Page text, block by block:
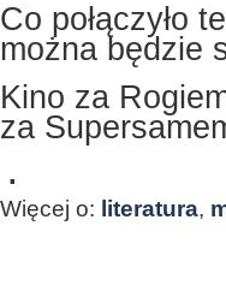
Co połączyło
można będzie
Kino za
za
.
Więcej o: literatura,